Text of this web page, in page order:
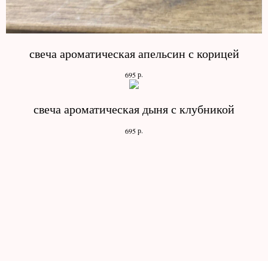
свеча ароматическая апельсин с корицей
695р.
свеча ароматическая дыня с клубникой
695р.